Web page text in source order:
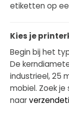
etiketten op
Kies je
Begin bij het
De
industrieel, 25
mobiel. Zoek
naar